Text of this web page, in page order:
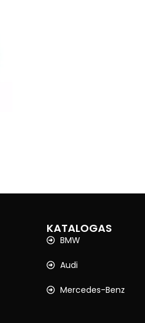
KATALOGAS
BMW
Audi
Mercedes-Benz